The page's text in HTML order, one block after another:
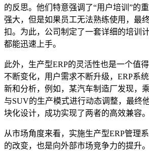
的反思。他们特意强调了“用户培训”的
强大，但是如果员工无法熟练使用，最
扣。为此，公司制定了一套详细的培训
都能迅速上手。
此外，生产型ERP的灵活性也是一个值
不断变化，用户需求不断升级，ERP系
新和分析，例如，某汽车制造厂发现，
与SUV的生产模式进行动态调整，最终
块化设计，成功实现了两者的高效兼容。
从市场角度来看，实施生产型ERP管理
的改变，也是向外部市场竞争力的提升